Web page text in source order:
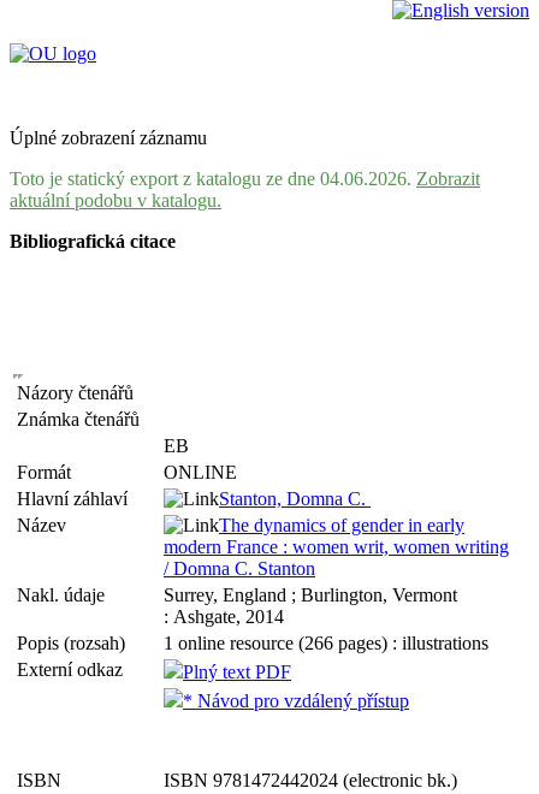
Úplné zobrazení záznamu
Toto je statický export z katalogu ze dne 04.06.2026. Zobrazit
aktuální podobu v katalogu.
Bibliografická citace
Názory čtenářů
Známka čtenářů
EB
Formát
ONLINE
Hlavní záhlaví
Stanton, Domna C.
Název
The dynamics of gender in early
modern France : women writ, women writing
/ Domna C. Stanton
Nakl. údaje
Surrey, England ; Burlington, Vermont
: Ashgate, 2014
Popis (rozsah)
1 online resource (266 pages) : illustrations
Externí odkaz
Plný text PDF
* Návod pro vzdálený přístup
ISBN
ISBN 9781472442024 (electronic bk.)